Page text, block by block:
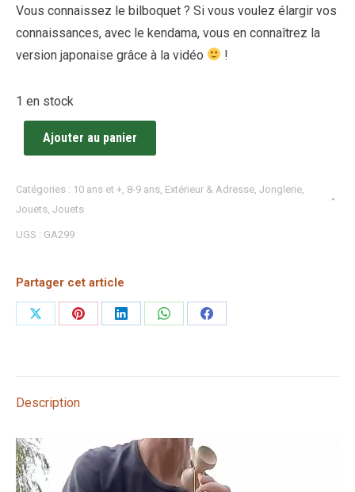
Vous connaissez le bilboquet ? Si vous voulez élargir vos
connaissances, avec le kendama, vous en connaîtrez la
version japonaise grâce à la vidéo
!
1 en stock
Ajouter au panier
Catégories : 10 ans et + 8-9 ans Extérieur & Adresse Jonglerie
Jouets Jouets
UGS : GA299
Partager cet article
PartagerPartagerPartagerPartagerPartager
Description
Lecteur
vidéo